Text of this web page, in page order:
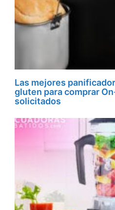
Las mejores
gluten para comprar
solicitados